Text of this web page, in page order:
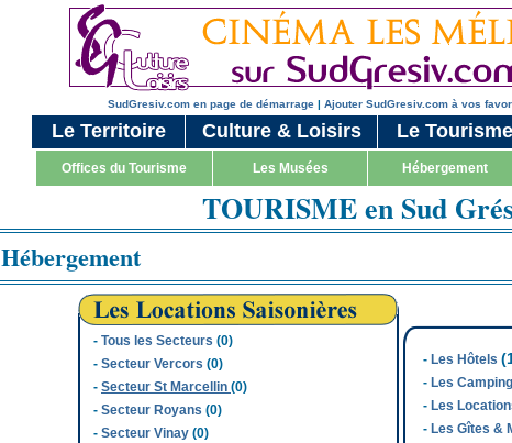
SudGresiv.com en page de démarrage| Ajouter SudGresiv.com à vos
Le Territoire Culture & Loisirs Le Tourisme
Offices du Tourisme Les Musées Hébergement
TOURISME en Sud
Hébergement
- Tous les Secteurs (0)
- Secteur Vercors (0)
- Secteur St Marcellin (0)
- Secteur Royans (0)
- Secteur Vinay (0)
- Les Hôtels
- Les
- Les
- Les Gîtes &